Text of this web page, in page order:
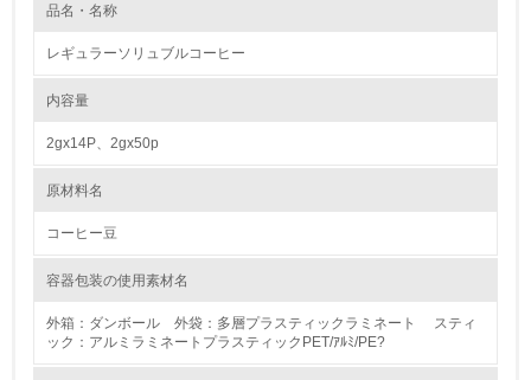
環境対応の責任体制を定めている
環境問題に関する従業員教育を行っている
自社に関係する主要な環境法規制を把握し、順守している
環境取り組み体制と成果を定期的に検証して次の活動に活
品名・名称
レギュラーソリュブルコーヒー
内容量
2gx14P、2gx50p
原材料名
コーヒー豆
容器包装の使用素材名
外箱：ダンボール 外袋：多層プラスティックラミネート スティ
ック：アルミラミネートプラスティックPET/ｱﾙﾐ/PE?